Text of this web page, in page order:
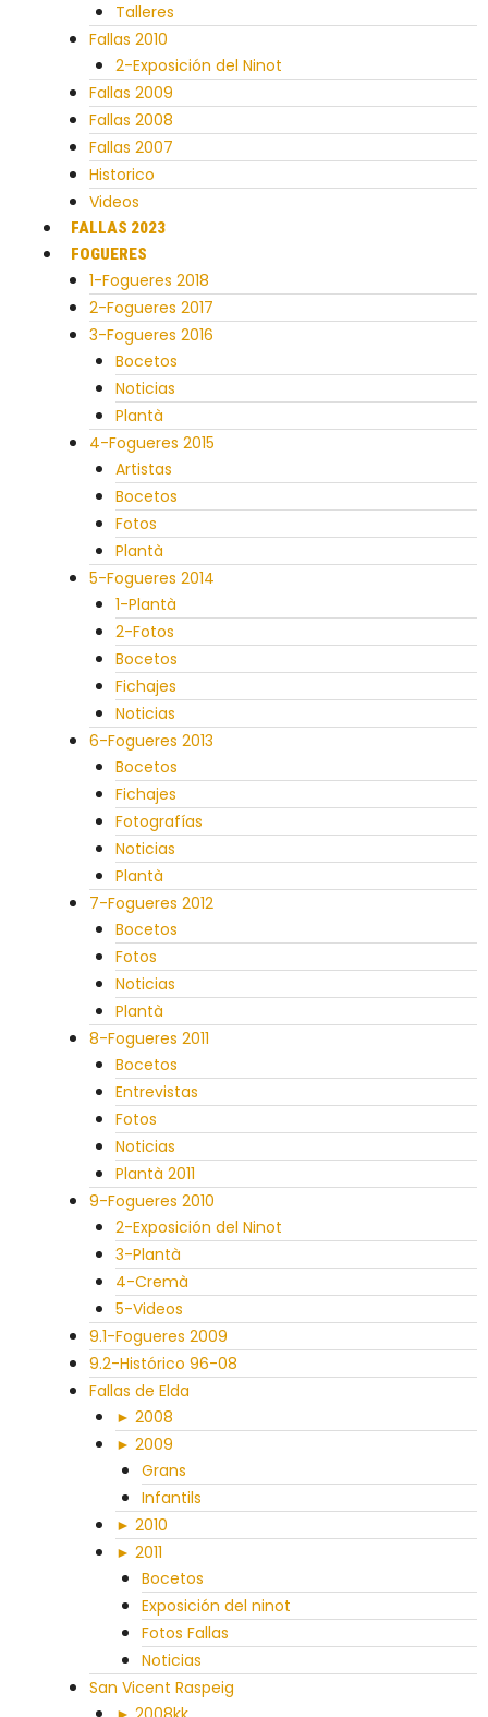
Talleres
Fallas 2010
2-Exposición del Ninot
Fallas 2009
Fallas 2008
Fallas 2007
Historico
Videos
FALLAS 2023
FOGUERES
1-Fogueres 2018
2-Fogueres 2017
3-Fogueres 2016
Bocetos
Noticias
Plantà
4-Fogueres 2015
Artistas
Bocetos
Fotos
Plantà
5-Fogueres 2014
1-Plantà
2-Fotos
Bocetos
Fichajes
Noticias
6-Fogueres 2013
Bocetos
Fichajes
Fotografías
Noticias
Plantà
7-Fogueres 2012
Bocetos
Fotos
Noticias
Plantà
8-Fogueres 2011
Bocetos
Entrevistas
Fotos
Noticias
Plantà 2011
9-Fogueres 2010
2-Exposición del Ninot
3-Plantà
4-Cremà
5-Videos
9.1-Fogueres 2009
9.2-Histórico 96-08
Fallas de Elda
► 2008
► 2009
Grans
Infantils
► 2010
► 2011
Bocetos
Exposición del ninot
Fotos Fallas
Noticias
San Vicent Raspeig